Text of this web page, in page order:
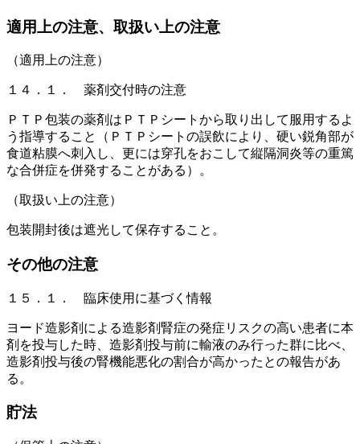
適用上の注意、取扱い上の注意
（適用上の注意）
１４．１． 薬剤交付時の注意
ＰＴＰ包装の薬剤はＰＴＰシートから取り出して服用するよ
う指導すること（ＰＴＰシートの誤飲により、硬い鋭角部が
食道粘膜へ刺入し、更には穿孔をおこして縦隔洞炎等の重篤
な合併症を併発することがある）。
（取扱い上の注意）
包装開封後は遮光して保存すること。
その他の注意
１５．１． 臨床使用に基づく情報
ヨード造影剤による造影剤腎症の発症リスクの高い患者に本
剤を投与した時、造影剤投与前に輸液のみ行った群に比べ、
造影剤投与後の腎機能悪化の割合が高かったとの報告があ
る。
貯法